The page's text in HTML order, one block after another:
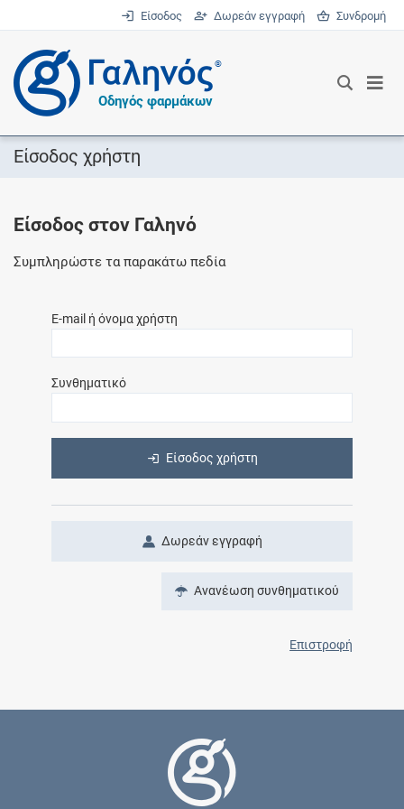
Είσοδος Δωρεάν εγγραφή Συνδρομή
®
Οδηγός φαρμάκων
Είσοδος χρήστη
Είσοδος στον Γαληνό
Συμπληρώστε τα παρακάτω πεδία
E-mail ή όνομα χρήστη
Συνθηματικό
Είσοδος χρήστη
Δωρεάν εγγραφή
Ανανέωση συνθηματικού
Επιστροφή